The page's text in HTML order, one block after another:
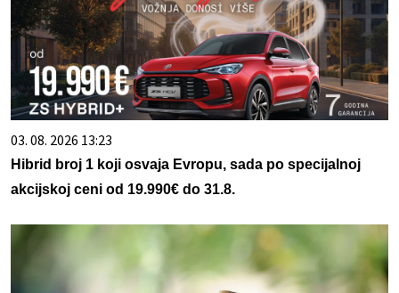
03. 08. 2026 13:23
Hibrid broj 1 koji osvaja Evropu, sada po specijalnoj
akcijskoj ceni od 19.990€ do 31.8.